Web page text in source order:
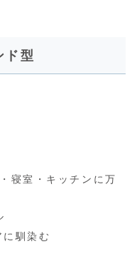
ド型
寝室・キッチンに万
馴染む